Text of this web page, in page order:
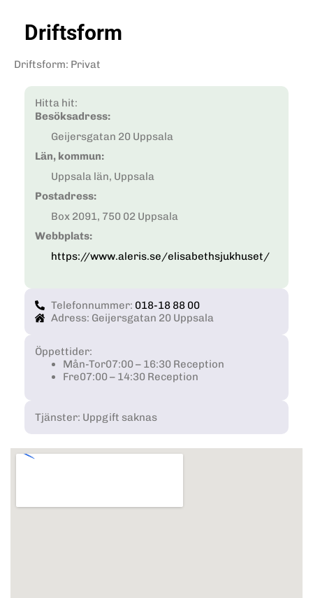
Driftsform
Driftsform: Privat
Hitta hit:
Besöksadress:
Geijersgatan 20 Uppsala
Län, kommun:
Uppsala län, Uppsala
Postadress:
Box 2091, 750 02 Uppsala
Webbplats:
https://www.aleris.se/elisabethsjukhuset/
Telefonnummer: 018-18 88 00
Adress: Geijersgatan 20 Uppsala
Öppettider:
Mån-Tor07:00 – 16:30 Reception
Fre07:00 – 14:30 Reception
Tjänster: Uppgift saknas